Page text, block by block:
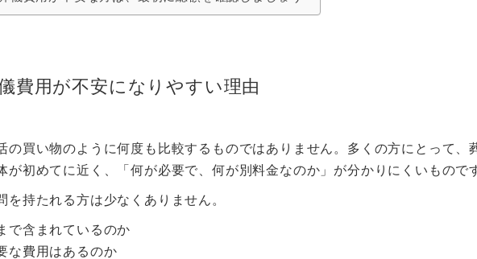
費用が不安になりやすい理由
の買い物のように何度も比較するものではありません。多くの方にとって、
が初めてに近く、「何が必要で、何が別料金なのか」が分かりにくいもので
を持たれる方は少なくありません。
で含まれているのか
な費用はあるのか